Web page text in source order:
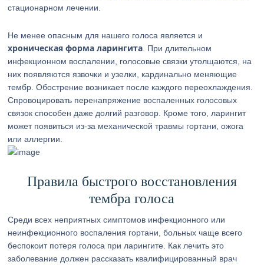
стационарном лечении.
Не менее опасным для нашего голоса является и
хроническая форма ларингита . При длительном
инфекционном воспалении, голосовые связки утолщаются, на
них появляются язвочки и узелки, кардинально меняющие
тембр. Обострение возникает после каждого переохлаждения.
Спровоцировать перенапряжение воспаленных голосовых
связок способен даже долгий разговор. Кроме того, ларингит
может появиться из-за механической травмы гортани, ожога
или аллергии.
Правила быстрого восстановления
тембра голоса
Среди всех неприятных симптомов инфекционного или
неинфекционного воспаления гортани, больных чаще всего
беспокоит потеря голоса при ларингите. Как лечить это
заболевание должен рассказать квалифицированный врач